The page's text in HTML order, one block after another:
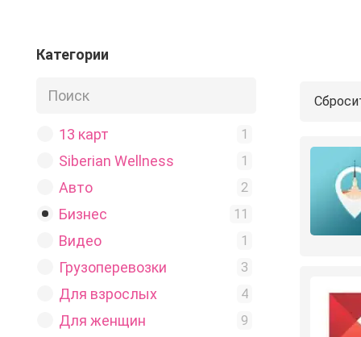
Категории
13 карт 1
Siberian Wellness 1
Авто 2
Бизнес 11
Видео 1
Грузоперевозки 3
Для взрослых 4
Для женщин 9